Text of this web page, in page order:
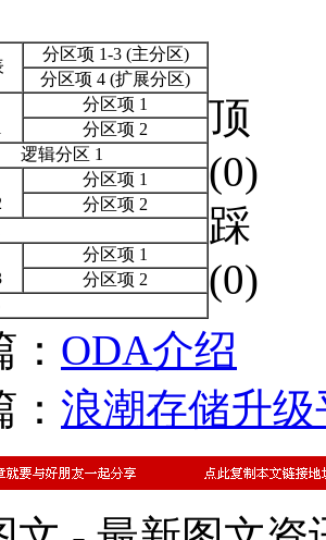
分区项 1-3 (主分区)
分区项 4 (扩展分区)
分区项 1
分区项 2
逻辑分区 1
分区项 1
分区项 2
分区项 1
分区项 2
顶
(0)
踩
(0)
： ODA介绍
浪潮存储升